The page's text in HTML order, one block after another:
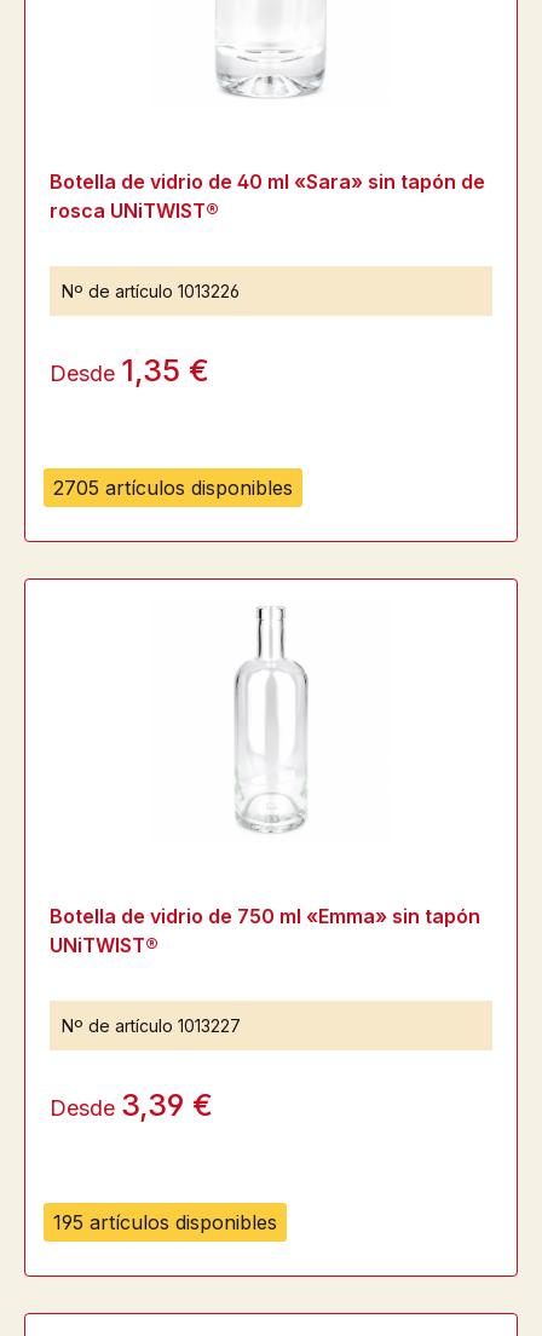
2705 artículos disponibles
Botella de vidrio de 40 ml «Sara» sin tapón de
rosca UNiTWIST®
Nº de artículo 1013226
Desde 1,35 €
195 artículos disponibles
Botella de vidrio de 750 ml «Emma» sin tapón
UNiTWIST®
Nº de artículo 1013227
Desde 3,39 €